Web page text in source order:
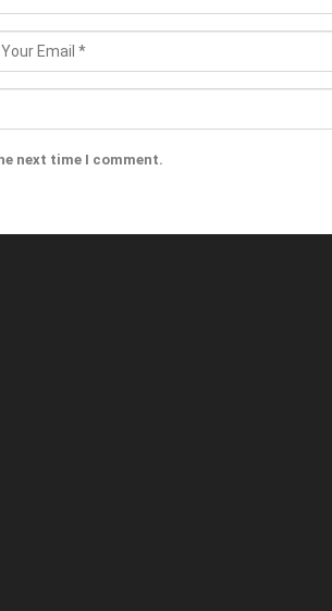
next time I comment.